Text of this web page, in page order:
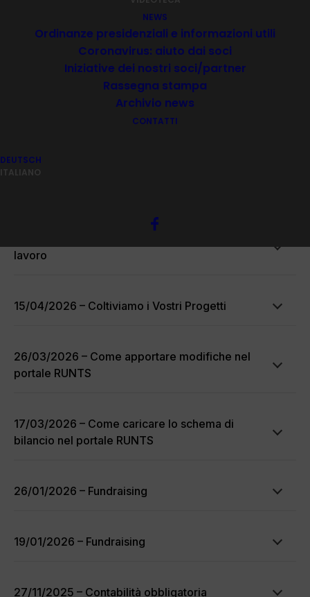
NEWS
Ordinanze presidenziali e informazioni utili
Coronavirus: aiuto dai soci
Iniziative dei nostri soci/partner
Rassegna stampa
Archivio news
CONTATTI
DEUTSCH
ITALIANO
Videothek
01/06/2026 – Certificato penale per attività
20/05/2026 – Requisiti minimi di sicurezza sul
lavoro
15/04/2026 – Coltiviamo i Vostri Progetti
26/03/2026 – Come apportare modifiche nel
portale RUNTS
17/03/2026 – Come caricare lo schema di
bilancio nel portale RUNTS
26/01/2026 – Fundraising
19/01/2026 – Fundraising
27/11/2025 – Contabilità obbligatoria